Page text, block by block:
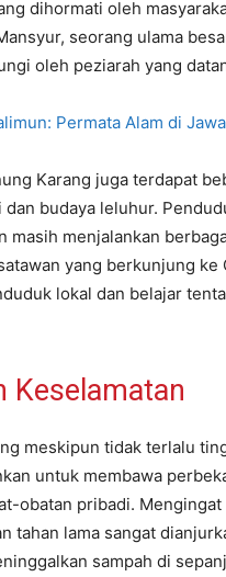
dihormati oleh
seorang ulama
oleh peziarah yang
Permata Alam di
Karang juga terdapat
budaya leluhur.
masih menjalankan
yang berkunjung
lokal dan belajar
Keselamatan
meskipun tidak terlalu
untuk membawa
obatan pribadi.
tahan lama sangat
sampah di